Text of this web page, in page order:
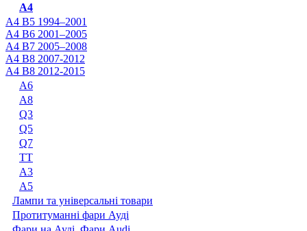
A4
A4 B5 1994–2001
A4 B6 2001–2005
A4 B7 2005–2008
A4 B8 2007-2012
A4 B8 2012-2015
A6
A8
Q3
Q5
Q7
TT
А3
А5
Лампи та універсальні товари
Протитуманні фари Ауді